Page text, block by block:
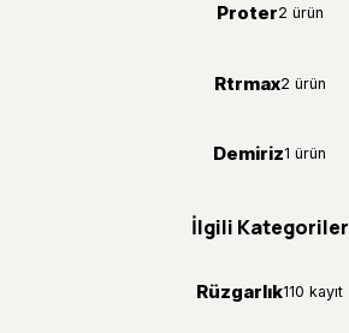
Proter2 ürün
Rtrmax2 ürün
Demiriz1 ürün
İlgili Kategoriler
Rüzgarlık110 kayıt